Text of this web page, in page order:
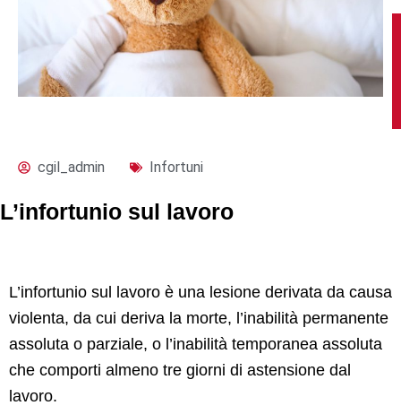
cgil_admin Infortuni
L’infortunio sul lavoro
L’infortunio sul lavoro è una lesione derivata da causa
violenta, da cui deriva la morte, l’inabilità permanente
assoluta o parziale, o l’inabilità temporanea assoluta
che comporti almeno tre giorni di astensione dal
lavoro.